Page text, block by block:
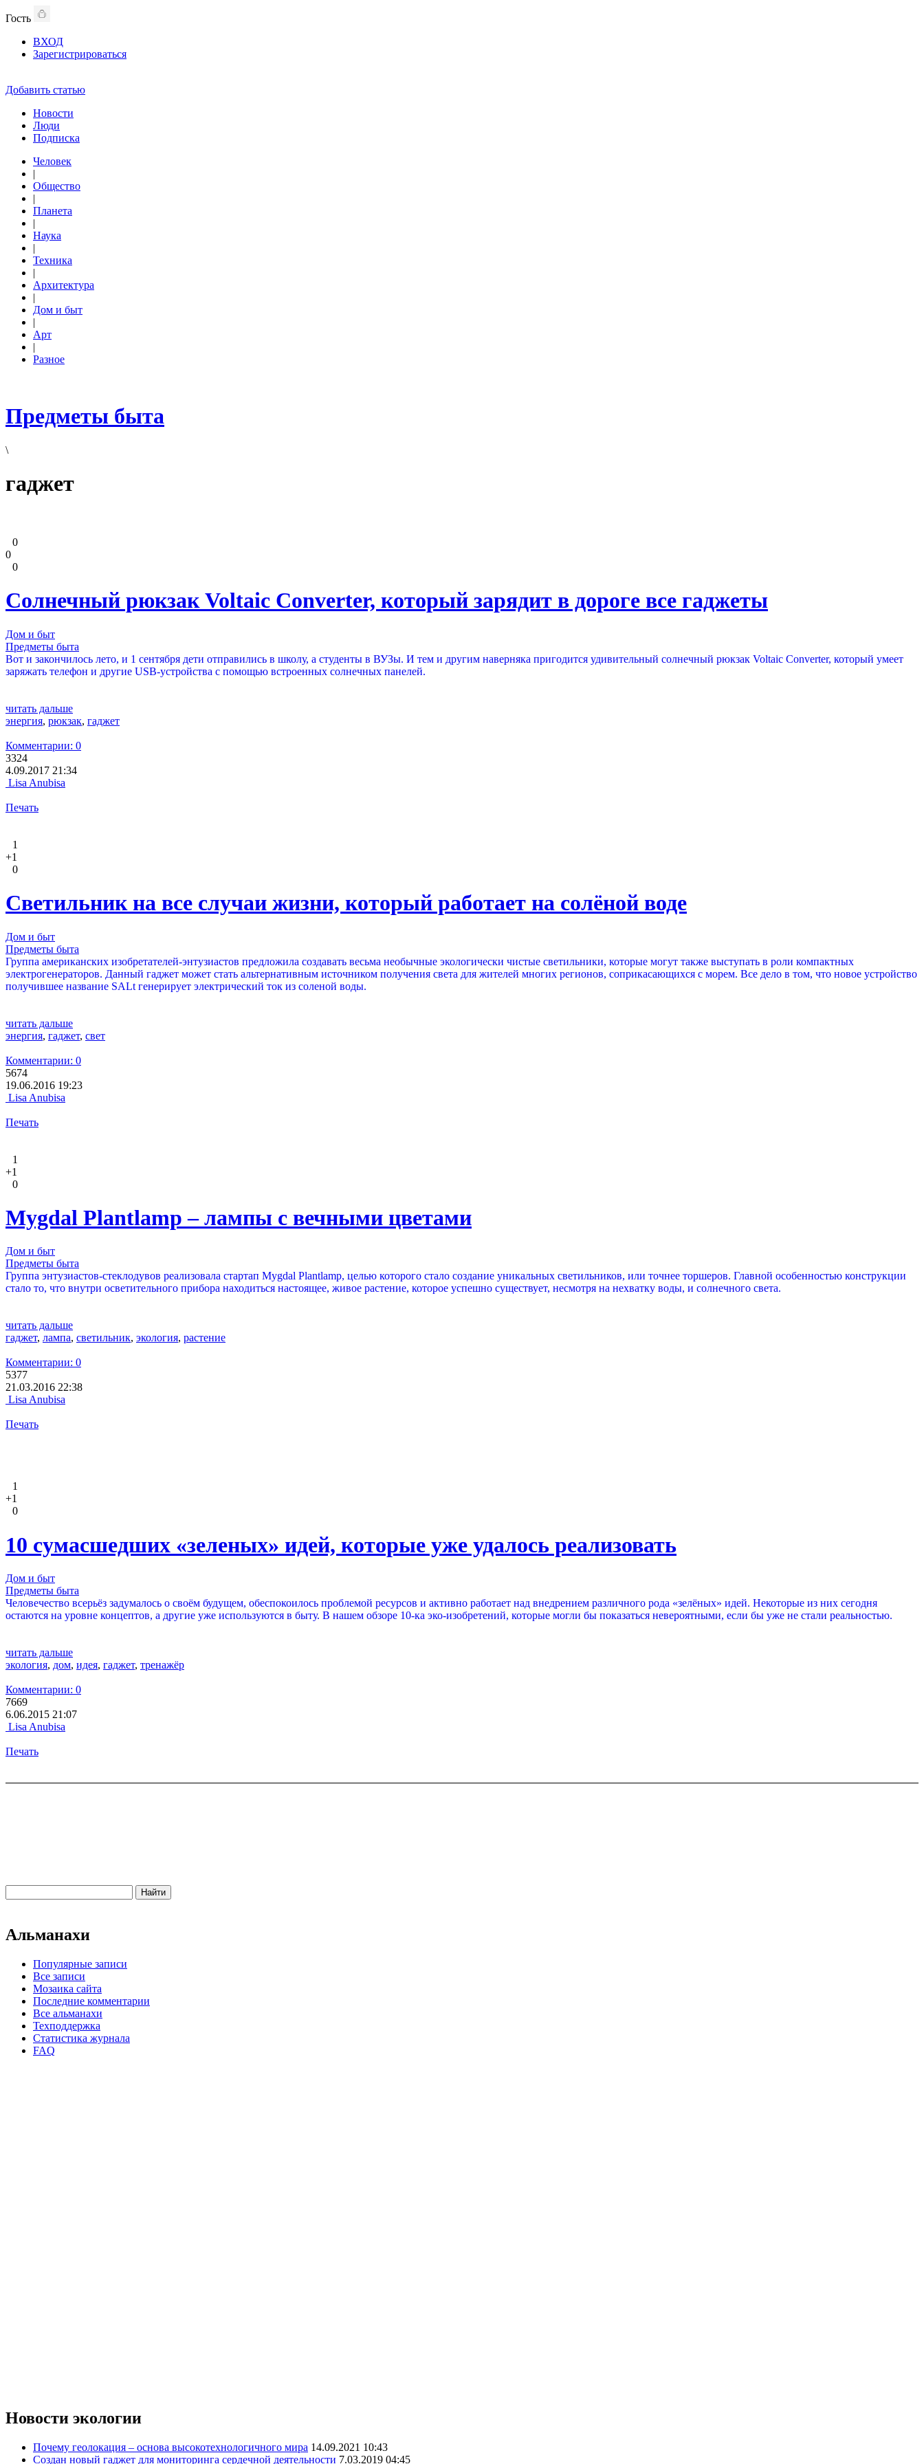
Гость
ВХОД
Зарегистрироваться
Добавить статью
Новости
Люди
Подписка
Человек
|
Общество
|
Планета
|
Наука
|
Техника
|
Архитектура
|
Дом и быт
|
Арт
|
Разное
Предметы быта
\
гаджет
0
0
0
Солнечный рюкзак Voltaic Converter, который зарядит в дороге все гаджеты
Дом и быт
Предметы быта
Вот и закончилось лето, и 1 сентября дети отправились в школу, а студенты в ВУЗы. И тем и другим наверняка пригодится удивительный солнечный рюкзак Voltaic Converter, который умеет
заряжать телефон и другие USB-устройства с помощью встроенных солнечных панелей.
читать дальше
энергия, рюкзак, гаджет
Комментарии: 0
3324
4.09.2017 21:34
Lisa Anubisa
Печать
1
+1
0
Светильник на все случаи жизни, который работает на солёной воде
Дом и быт
Предметы быта
Группа американских изобретателей-энтузиастов предложила создавать весьма необычные экологически чистые светильники, которые могут также выступать в роли компактных
электрогенераторов. Данный гаджет может стать альтернативным источником получения света для жителей многих регионов, соприкасающихся с морем. Все дело в том, что новое устройство
получившее название SALt генерирует электрический ток из соленой воды.
читать дальше
энергия, гаджет, свет
Комментарии: 0
5674
19.06.2016 19:23
Lisa Anubisa
Печать
1
+1
0
Mygdal Plantlamp – лампы с вечными цветами
Дом и быт
Предметы быта
Группа энтузиастов-стеклодувов реализовала стартап Mygdal Plantlamp, целью которого стало создание уникальных светильников, или точнее торшеров. Главной особенностью конструкции
стало то, что внутри осветительного прибора находиться настоящее, живое растение, которое успешно существует, несмотря на нехватку воды, и солнечного света.
читать дальше
гаджет, лампа, светильник, экология, растение
Комментарии: 0
5377
21.03.2016 22:38
Lisa Anubisa
Печать
1
+1
0
10 сумасшедших «зеленых» идей, которые уже удалось реализовать
Дом и быт
Предметы быта
Человечество всерьёз задумалось о своём будущем, обеспокоилось проблемой ресурсов и активно работает над внедрением различного рода «зелёных» идей. Некоторые из них сегодня
остаются на уровне концептов, а другие уже используются в быту. В нашем обзоре 10-ка эко-изобретений, которые могли бы показаться невероятными, если бы уже не стали реальностью.
читать дальше
экология, дом, идея, гаджет, тренажёр
Комментарии: 0
7669
6.06.2015 21:07
Lisa Anubisa
Печать
Альманахи
Популярные записи
Все записи
Мозаика сайта
Последние комментарии
Все альманахи
Техподдержка
Статистика журнала
FAQ
Новости экологии
Почему геолокация – основа высокотехнологичного мира 14.09.2021 10:43
Создан новый гаджет для мониторинга сердечной деятельности 7.03.2019 04:45